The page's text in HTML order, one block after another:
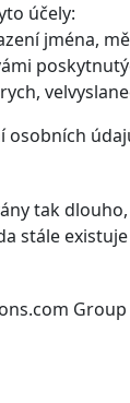
účely:
jména,
osobních
tak
stále